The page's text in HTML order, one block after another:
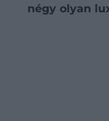
négy olyan